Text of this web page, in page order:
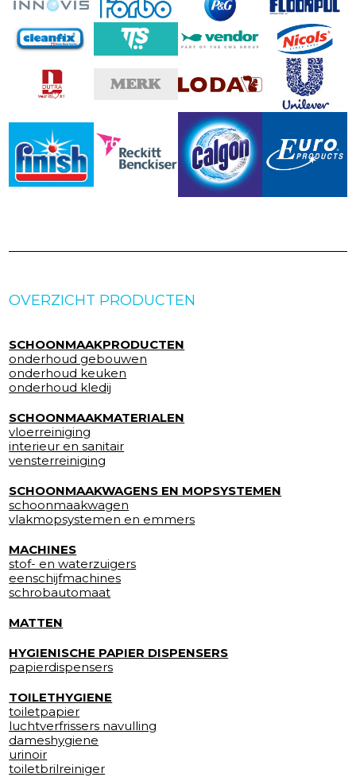
OVERZICHT PRODUCTEN
SCHOONMAAKPRODUCTEN
onderhoud gebouwen
onderhoud keuken
onderhoud kledij
SCHOONMAAKMATERIALEN
vloerreiniging
interieur en sanitair
vensterreiniging
SCHOONMAAKWAGENS EN MOPSYSTEMEN
schoonmaakwagen
vlakmopsystemen en emmers
MACHINES
stof- en waterzuigers
eenschijfmachines
schrobautomaat
MATTEN
HYGIENISCHE PAPIER DISPENSERS
papierdispensers
TOILETHYGIENE
toiletpapier
luchtverfrissers navulling
dameshygiene
urinoir
toiletbrilreiniger